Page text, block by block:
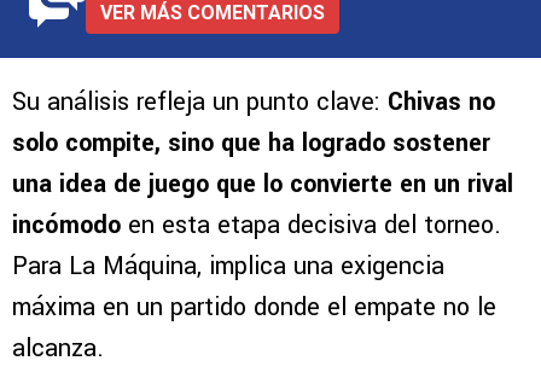
VER MÁS COMENTARIOS
Su análisis refleja un punto clave: Chivas no
solo compite, sino que ha logrado sostener
una idea de juego que lo convierte en un rival
incómodo en esta etapa decisiva del torneo.
Para La Máquina, implica una exigencia
máxima en un partido donde el empate no le
alcanza.